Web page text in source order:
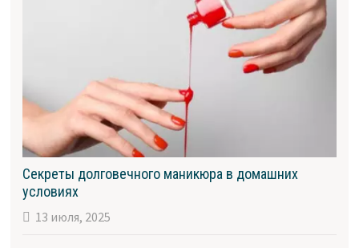
Секреты долговечного маникюра в домашних
условиях
13 июля, 2025